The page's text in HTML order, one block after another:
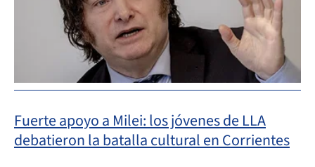
Fuerte apoyo a Milei: los jóvenes de LLA
debatieron la batalla cultural en Corrientes